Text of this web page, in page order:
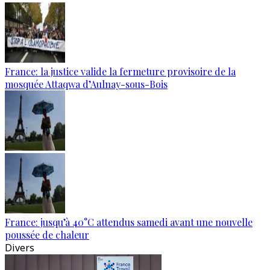
France: la justice valide la fermeture provisoire de la
mosquée Attaqwa d’Aulnay-sous-Bois
France: jusqu’à 40°C attendus samedi avant une nouvelle
poussée de chaleur
Divers